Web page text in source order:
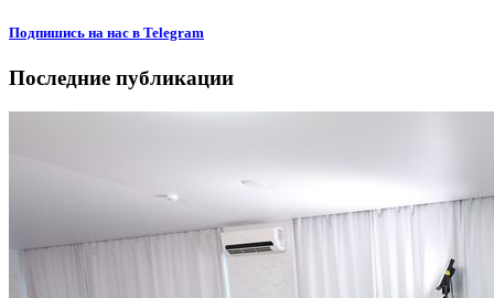
Подпишиcь на нас в Telegram
Последние публикации